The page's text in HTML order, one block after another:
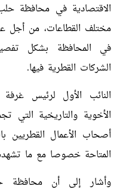
الاقتصادية في محافظة
مختلف القطاعات، من أجل
في المحافظة بشكل
الشركات القطرية فيها.
النائب الأول لرئيس
الأخوية والتاريخية التي
أصحاب الأعمال القطريين
المتاحة خصوصا مع ما
وأشار إلى أن محافظة